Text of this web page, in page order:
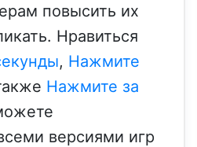
повысить их
Нравиться
, Нажмите
Нажмите за
версиями игр